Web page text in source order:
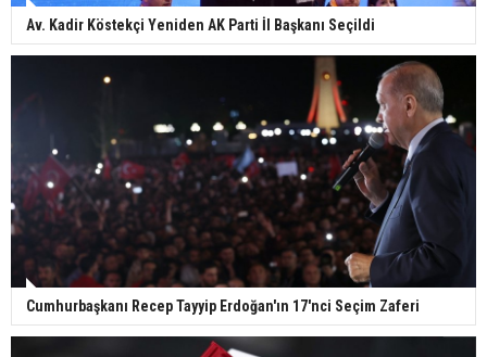
Av. Kadir Köstekçi Yeniden AK Parti İl Başkanı Seçildi
Cumhurbaşkanı Recep Tayyip Erdoğan'ın 17'nci Seçim Zaferi